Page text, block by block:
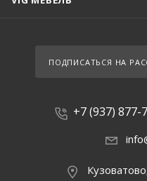
ПОДПИСАТЬСЯ НА
+7 (937) 877-